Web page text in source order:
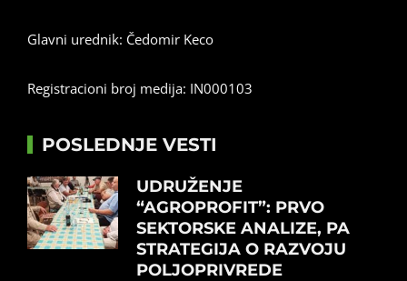
Glavni urednik: Čedomir Keco
Registracioni broj medija: IN000103
POSLEDNJE VESTI
UDRUŽENJE
“AGROPROFIT”: PRVO
SEKTORSKE ANALIZE, PA
STRATEGIJA O RAZVOJU
POLJOPRIVREDE